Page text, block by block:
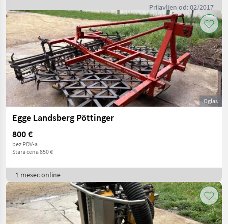
Prijavljen od: 02/2017
Oglas
Egge Landsberg Pöttinger
800 €
bez PDV-a
Stara cena 850 €
1 mesec online